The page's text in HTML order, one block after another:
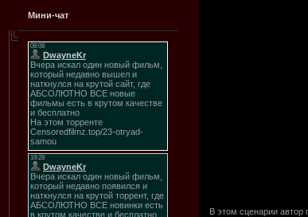
Мини-чат
В этом сценарии автор